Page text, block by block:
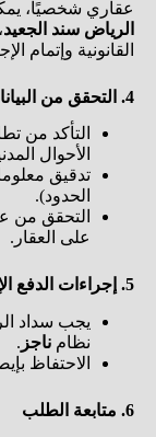
عقاري شخصيًا،
الرياض سند الجعيد
القانونية وإتمام
4. التحقق من البيانات
التأكد من
الأحوال
تدقيق
الحدود).
التحقق من
على العقار.
5. إجراءات الدفع الإلكتروني
يجب سداد
نظام ناجز .
الاحتفاظ
6. متابعة الطلب